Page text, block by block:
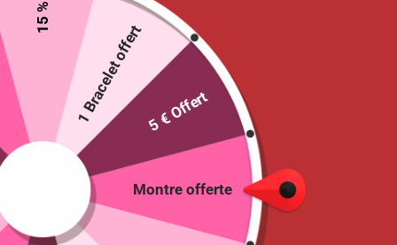
Tour de cou « Green flower »
25 en stock
Montre offerte
15 %
1 Bracelet offert5 € Offert